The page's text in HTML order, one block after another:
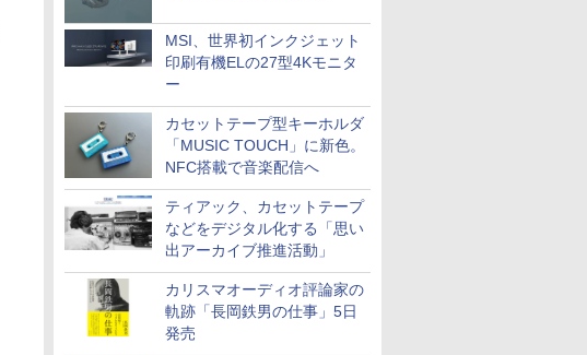
MSI、世界初インクジェット
印刷有機ELの27型4Kモニタ
ー
カセットテープ型キーホルダ
「MUSIC TOUCH」に新色。
NFC搭載で音楽配信へ
ティアック、カセットテープ
などをデジタル化する「思い
出アーカイブ推進活動」
カリスマオーディオ評論家の
軌跡「長岡鉄男の仕事」5日
発売